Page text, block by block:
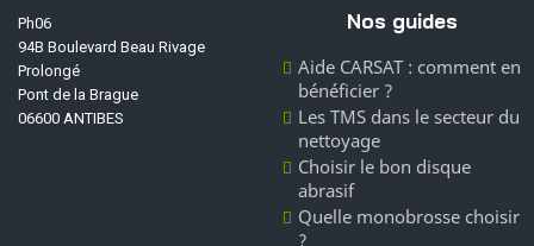
Ph06
94B Boulevard Beau Rivage
Prolongé
Pont de la Brague
06600 ANTIBES
Nos guides
Aide CARSAT : comment en
bénéficier ?
Les TMS dans le secteur du
nettoyage
Choisir le bon disque
abrasif
Quelle monobrosse choisir
?